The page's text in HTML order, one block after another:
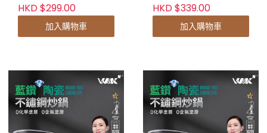
HKD $299.00
加入購物車
HKD $339.00
加入購物車